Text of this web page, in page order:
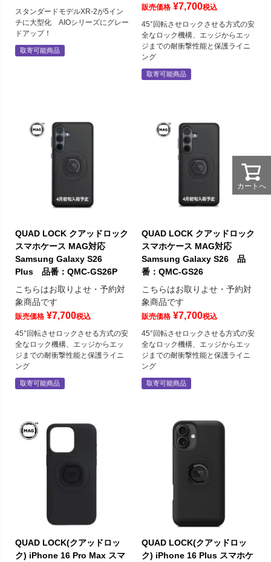
スタンダードモデルXR-2が5イン
チに大型化 AIOシリーズにグレー
ドアップ！
取寄可能商品
販売価格 ¥7,700税込
45°回転させロックさせる方式の安
全なロック機構、エッジからエッ
ジまでの耐衝撃性能と保護ライニ
ング
取寄可能商品
QUAD LOCK クアッドロック
スマホケース MAG対応
Samsung Galaxy S26
Plus 品番：QMC-GS26P
こちらはお取りよせ・予約対
象商品です
販売価格 ¥7,700税込
45°回転させロックさせる方式の安
全なロック機構、エッジからエッ
ジまでの耐衝撃性能と保護ライニ
ング
取寄可能商品
QUAD LOCK クアッドロック
スマホケース MAG対応
Samsung Galaxy S26 品
番：QMC-GS26
こちらはお取りよせ・予約対
象商品です
販売価格 ¥7,700税込
45°回転させロックさせる方式の安
全なロック機構、エッジからエッ
ジまでの耐衝撃性能と保護ライニ
ング
取寄可能商品
QUAD LOCK(クアッドロッ
ク) iPhone 16 Pro Max スマ
QUAD LOCK(クアッドロッ
ク) iPhone 16 Plus スマホケ
カートへ